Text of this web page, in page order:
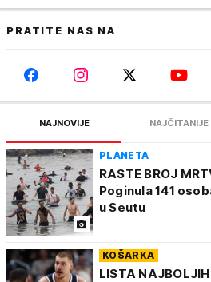
PRATITE NAS NA
NAJNOVIJE NAJČITANIJE
PLANETA
RASTE BROJ
Poginula 141
u Seutu
KOŠARKA
LISTA